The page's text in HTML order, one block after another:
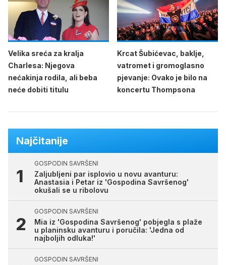
Velika sreća za kralja
Charlesa: Njegova
nećakinja rodila, ali beba
neće dobiti titulu
Krcat Šubićevac, baklje,
vatromet i gromoglasno
pjevanje: Ovako je bilo na
koncertu Thompsona
Najčitanije
GOSPODIN SAVRŠENI
Zaljubljeni par isplovio u novu avanturu:
Anastasia i Petar iz 'Gospodina Savršenog'
okušali se u ribolovu
GOSPODIN SAVRŠENI
Mia iz 'Gospodina Savršenog' pobjegla s plaže
u planinsku avanturu i poručila: 'Jedna od
najboljih odluka!'
GOSPODIN SAVRŠENI